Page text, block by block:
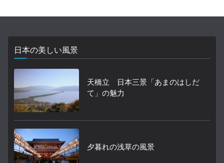
日本の美しい風景
天橋立 日本三景「あまのはしだ
て」の魅力
夕暮れの浅草の風景